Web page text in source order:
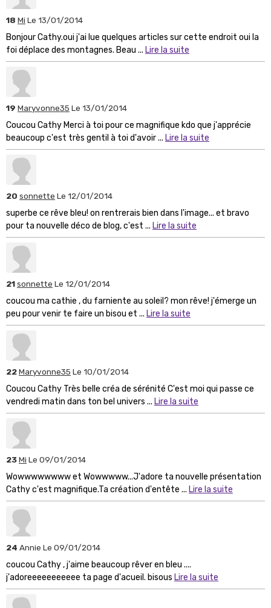
18 Mi Le 13/01/2014
Bonjour Cathy.oui j'ai lue quelques articles sur cette endroit oui la
foi déplace des montagnes. Beau ... Lire la suite
19 Maryvonne35 Le 13/01/2014
Coucou Cathy Merci à toi pour ce magnifique kdo que j'apprécie
beaucoup c'est très gentil à toi d'avoir ... Lire la suite
20 sonnette Le 12/01/2014
superbe ce rêve bleu! on rentrerais bien dans l'image... et bravo
pour ta nouvelle déco de blog, c'est ... Lire la suite
21sonnette Le 12/01/2014
coucou ma cathie , du farniente au soleil? mon rêve! j'émerge un
peu pour venir te faire un bisou et ... Lire la suite
22Maryvonne35 Le 10/01/2014
Coucou Cathy Très belle créa de sérénité C'est moi qui passe ce
vendredi matin dans ton bel univers ... Lire la suite
23Mi Le 09/01/2014
Wowwwwwwww et Wowwwww...J'adore ta nouvelle présentation
Cathy c'est magnifique.Ta création d'entête ... Lire la suite
24 Annie Le 09/01/2014
coucou Cathy , j'aime beaucoup rêver en bleu ....
j'adoreeeeeeeeeee ta page d'acueil. bisous Lire la suite